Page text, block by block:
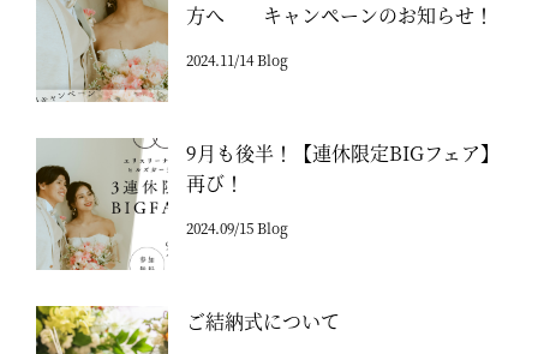
方へ キャンペーンのお知らせ！
2024.11/14 Blog
9月も後半！【連休限定BIGフェア】
再び！
2024.09/15 Blog
ご結納式について